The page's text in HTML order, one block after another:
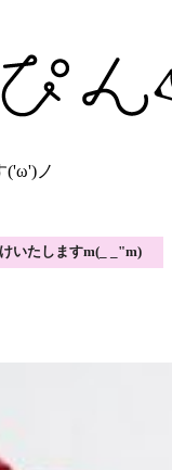
('ω')ノ
いたしますm(_ _"m)